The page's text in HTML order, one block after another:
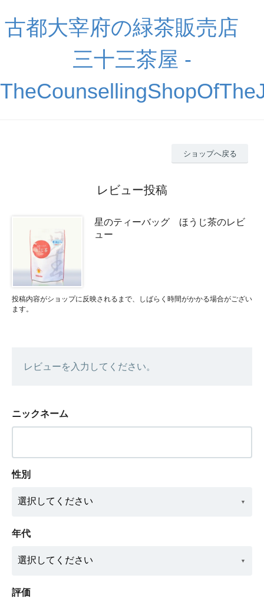
古都大宰府の緑茶販売店
三十三茶屋 -
ショップへ戻る
レビュー投稿
星のティーバッグ ほうじ茶のレビ
ュー
投稿内容がショップに反映されるまで、しばらく時間がかかる場合がござい
ます。
レビューを入力してください。
ニックネーム
性別
年代
評価